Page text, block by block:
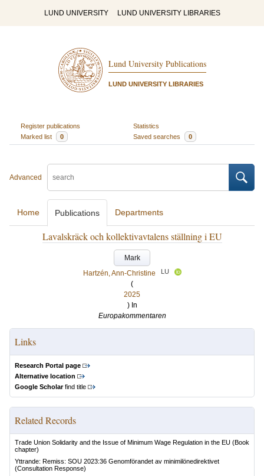
LUND UNIVERSITY LUND UNIVERSITY LIBRARIES
Lund University Publications
LUND UNIVERSITY LIBRARIES
Register publications
Statistics
Marked list
0 Saved searches 0
Advanced
Home Publications Departments
Lavalskräck och kollektivavtalens ställning i EU
Mark
Hartzén, Ann-Christine
LU
(
2025
) In
Europakommentaren
Links
Research Portal page
Alternative location
Google Scholarfind title
Related Records
Trade Union Solidarity and the Issue of Minimum Wage Regulation in the EU (Book
chapter)
Yttrande: Remiss: SOU 2023:36 Genomförandet av minimilönedirektivet
(Consultation Response)